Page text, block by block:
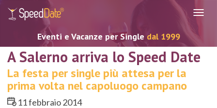
Eventi e Vacanze per Single dal 1999
A Salerno arriva lo Speed Date
La festa per single più attesa per la
prima volta nel capoluogo campano
11 febbraio 2014